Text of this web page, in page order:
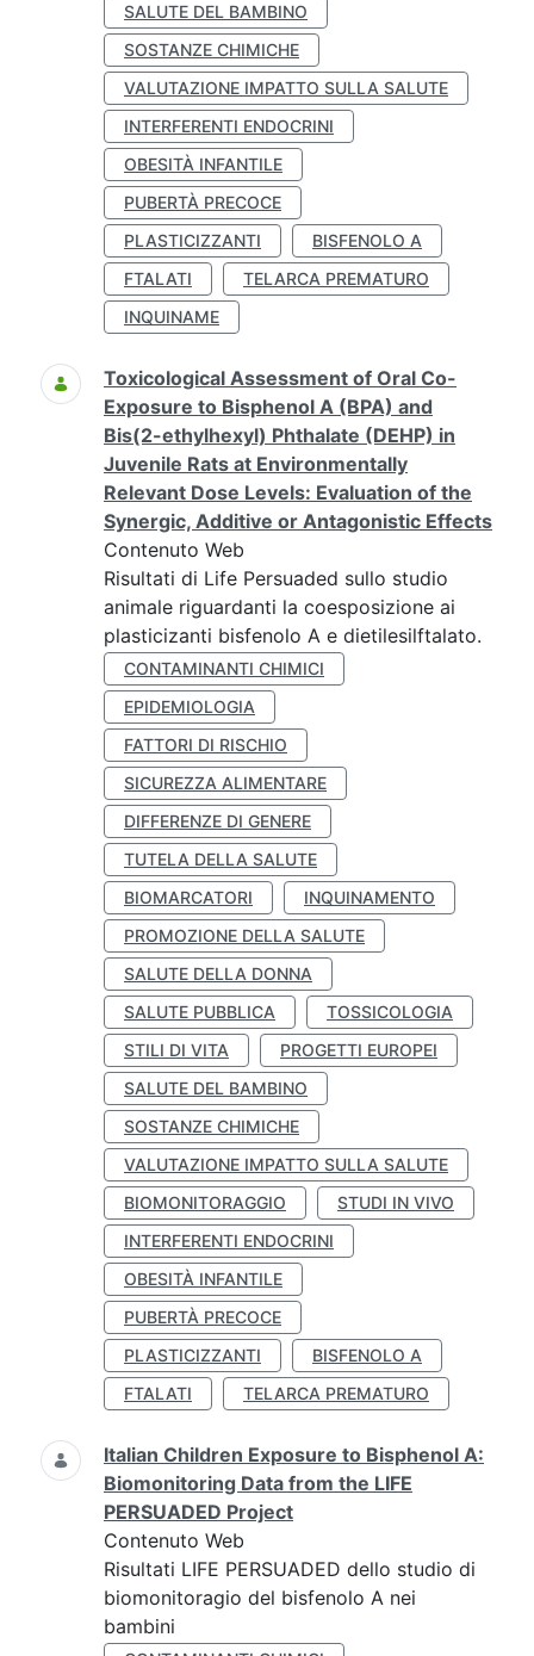
SALUTE DEL BAMBINO
SOSTANZE CHIMICHE
VALUTAZIONE IMPATTO SULLA SALUTE
INTERFERENTI ENDOCRINI
OBESITÀ INFANTILE
PUBERTÀ PRECOCE
PLASTICIZZANTI
BISFENOLO A
FTALATI
TELARCA PREMATURO
INQUINAME
Toxicological Assessment of Oral Co-
Exposure to Bisphenol A (BPA) and
Bis(2-ethylhexyl) Phthalate (DEHP) in
Juvenile Rats at Environmentally
Relevant Dose Levels: Evaluation of the
Synergic, Additive or Antagonistic Effects
Contenuto Web
Risultati di Life Persuaded sullo studio
animale riguardanti la coesposizione ai
plasticizanti bisfenolo A e dietilesilftalato.
CONTAMINANTI CHIMICI
EPIDEMIOLOGIA
FATTORI DI RISCHIO
SICUREZZA ALIMENTARE
DIFFERENZE DI GENERE
TUTELA DELLA SALUTE
BIOMARCATORI
INQUINAMENTO
PROMOZIONE DELLA SALUTE
SALUTE DELLA DONNA
SALUTE PUBBLICA
TOSSICOLOGIA
STILI DI VITA
PROGETTI EUROPEI
SALUTE DEL BAMBINO
SOSTANZE CHIMICHE
VALUTAZIONE IMPATTO SULLA SALUTE
BIOMONITORAGGIO
STUDI IN VIVO
INTERFERENTI ENDOCRINI
OBESITÀ INFANTILE
PUBERTÀ PRECOCE
PLASTICIZZANTI
BISFENOLO A
FTALATI
TELARCA PREMATURO
Italian Children Exposure to Bisphenol A:
Biomonitoring Data from the LIFE
PERSUADED Project
Contenuto Web
Risultati LIFE PERSUADED dello studio di
biomonitoragio del bisfenolo A nei
bambini